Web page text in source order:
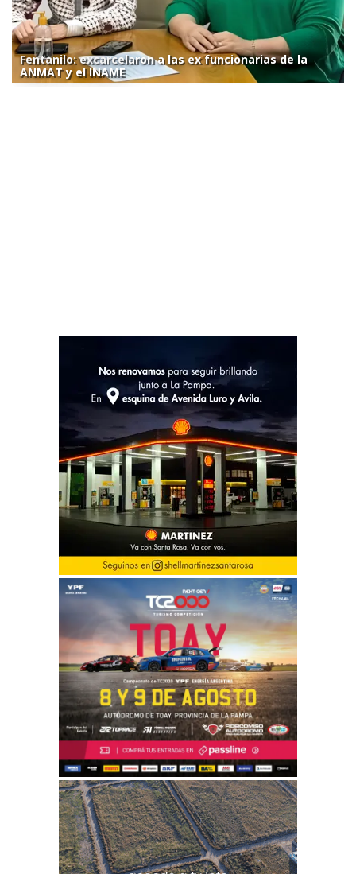
Fentanilo: excarcelaron a las ex funcionarias de la
ANMAT y el INAME